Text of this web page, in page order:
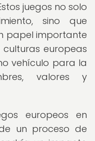
juegos no solo
sino que
papel importante
europeas
vehículo para la
valores y
europeos en
un proceso de